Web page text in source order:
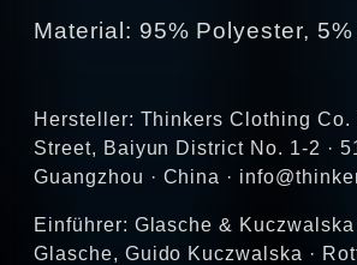
Material: 95% Polyester,
Hersteller: Thinkers Clothing Co.
Street, Baiyun District No. 1-2 ·
Guangzhou · China ·
Einführer: Glasche & Kuczwalska
Glasche, Guido Kuczwalska ·